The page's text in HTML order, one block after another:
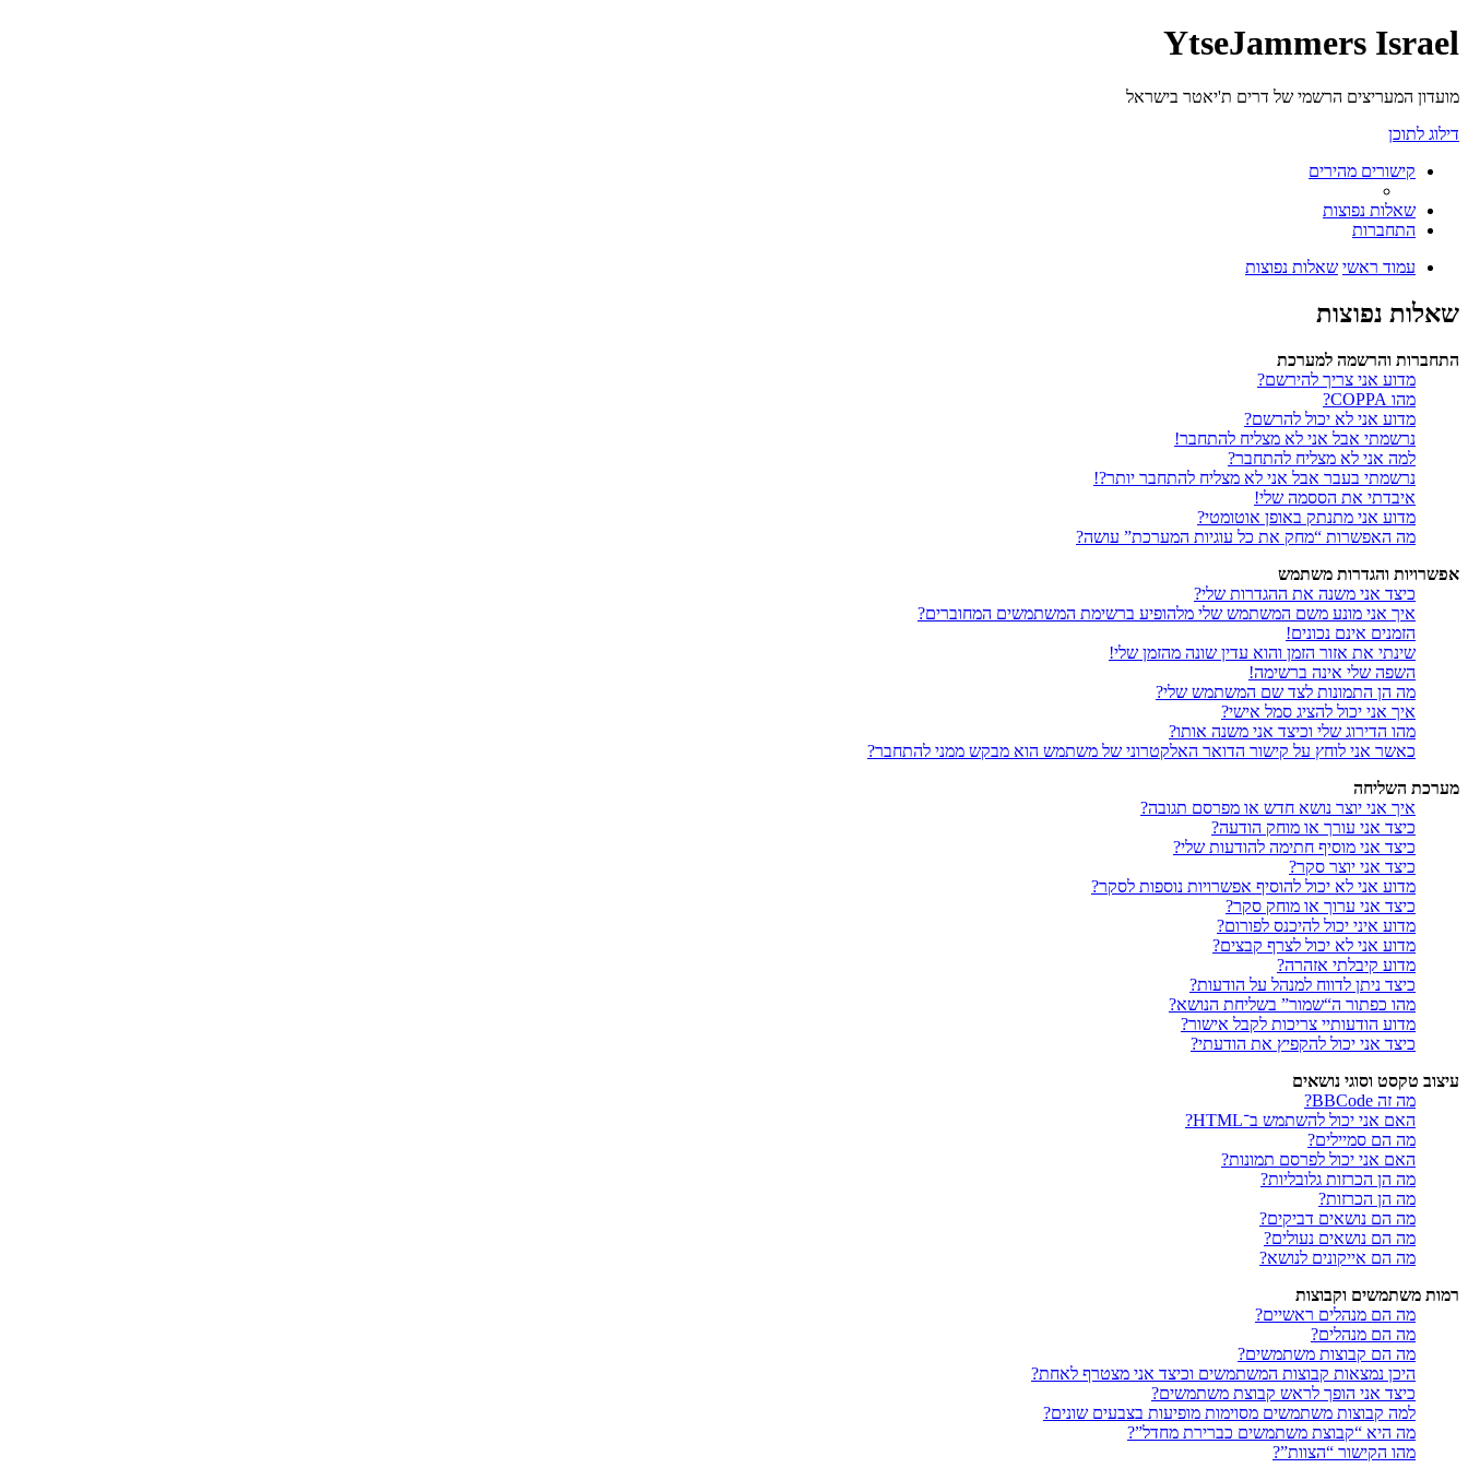
YtseJammers Israel
מועדון המעריצים הרשמי של דרים ת'יאטר בישראל
דילוג לתוכן
קישורים מהירים
שאלות נפוצות
התחברות
עמוד ראשי שאלות נפוצות
שאלות נפוצות
התחברות והרשמה למערכת
מדוע אני צריך להירשם?
מהו COPPA?
מדוע אני לא יכול להרשם?
נרשמתי אבל אני לא מצליח להתחבר!
למה אני לא מצליח להתחבר?
נרשמתי בעבר אבל אני לא מצליח להתחבר יותר?!
איבדתי את הססמה שלי!
מדוע אני מתנתק באופן אוטומטי?
מה האפשרות “מחק את כל עוגיות המערכת” עושה?
אפשרויות והגדרות משתמש
כיצד אני משנה את ההגדרות שלי?
איך אני מונע משם המשתמש שלי מלהופיע ברשימת המשתמשים המחוברים?
הזמנים אינם נכונים!
שינתי את אזור הזמן והוא עדין שונה מהזמן שלי!
השפה שלי אינה ברשימה!
מה הן התמונות לצד שם המשתמש שלי?
איך אני יכול להציג סמל אישי?
מהו הדירוג שלי וכיצד אני משנה אותו?
כאשר אני לוחץ על קישור הדואר האלקטרוני של משתמש הוא מבקש ממני להתחבר?
מערכת השליחה
איך אני יוצר נושא חדש או מפרסם תגובה?
כיצד אני עורך או מוחק הודעה?
כיצד אני מוסיף חתימה להודעות שלי?
כיצד אני יוצר סקר?
מדוע אני לא יכול להוסיף אפשרויות נוספות לסקר?
כיצד אני ערוך או מוחק סקר?
מדוע איני יכול להיכנס לפורום?
מדוע אני לא יכול לצרף קבצים?
מדוע קיבלתי אזהרה?
כיצד ניתן לדווח למנהל על הודעות?
מהו כפתור ה“שמור” בשליחת הנושא?
מדוע הודעותיי צריכות לקבל אישור?
כיצד אני יכול להקפיץ את הודעתי?
עיצוב טקסט וסוגי נושאים
מה זה BBCode?
האם אני יכול להשתמש ב־HTML?
מה הם סמיילים?
האם אני יכול לפרסם תמונות?
מה הן הכרזות גלובליות?
מה הן הכרזות?
מה הם נושאים דביקים?
מה הם נושאים נעולים?
מה הם אייקונים לנושא?
רמות משתמשים וקבוצות
מה הם מנהלים ראשיים?
מה הם מנהלים?
מה הם קבוצות משתמשים?
היכן נמצאות קבוצות המשתמשים וכיצד אני מצטרף לאחת?
כיצד אני הופך לראש קבוצת משתמשים?
למה קבוצות משתמשים מסוימות מופיעות בצבעים שונים?
מה היא “קבוצת משתמשים כברירת מחדל”?
מהו הקישור “הצוות”?